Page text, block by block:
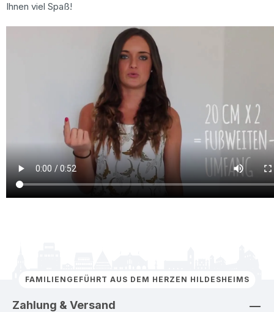
Ihnen viel Spaß!
FAMILIENGEFÜHRT AUS DEM HERZEN HILDESHEIMS
Zahlung & Versand